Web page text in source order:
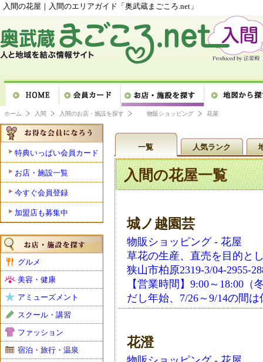
入間の花屋｜入間のエリアガイド「奥武蔵まごころ.net」
ホーム 入間 入間のお店・施設を探す 物販ショッピング 花屋
特典いっぱい会員カード
お店・施設一覧
今すぐ会員登録
加盟店も募集中
グルメ
美容・健康
アミューズメント
スクール・講習
ファッション
宿泊・旅行・温泉
一覧 人気ランク
入間の花屋一覧
城ノ越園芸
物販ショッピング - 花屋
草花の生産、直売を目的と
狭山市柏原2319-3/04-2955-
【営業時間】9:00～18:00
だし年始、7/26～9/14の間は
花澄